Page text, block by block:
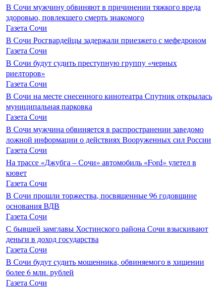
В Сочи мужчину обвиняют в причинении тяжкого вреда
здоровью, повлекшего смерть знакомого
Газета Сочи
В Сочи Росгвардейцы задержали приезжего с мефедроном
Газета Сочи
В Сочи будут судить преступную группу «черных
риелторов»
Газета Сочи
В Сочи на месте снесенного кинотеатра Спутник открылась
муниципальная парковка
Газета Сочи
В Сочи мужчина обвиняется в распространении заведомо
ложной информации о действиях Вооруженных сил России
Газета Сочи
На трассе «Джубга – Сочи» автомобиль «Ford» улетел в
кювет
Газета Сочи
В Сочи прошли торжества, посвященные 96 годовщине
основания ВДВ
Газета Сочи
С бывшей замглавы Хостинского района Сочи взыскивают
деньги в доход государства
Газета Сочи
В Сочи будут судить мошенника, обвиняемого в хищении
более 6 млн. рублей
Газета Сочи